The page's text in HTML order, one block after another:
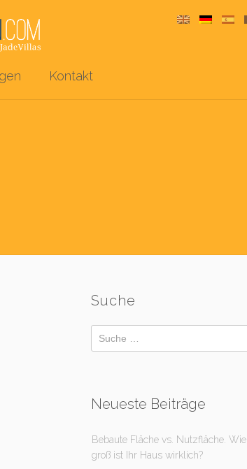
Kontakt
Suche
Neueste Beiträge
Bebaute Fläche vs. Nutzfläche. Wie
groß ist Ihr Haus wirklich?